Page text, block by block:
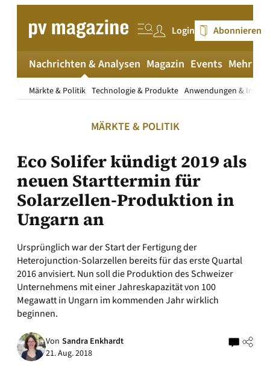
springen
Login Abonnieren
Nachrichten & Analysen
Märkte & Politik Technologie & Produkte Anwendungen &
Magazin Events Mehr
MÄRKTE & POLITIK
Eco Solifer kündigt 2019 als
neuen Starttermin für
Solarzellen-Produktion in
Ungarn an
Ursprünglich war der Start der Fertigung der
Heterojunction-Solarzellen bereits für das erste Quartal
2016 anvisiert. Nun soll die Produktion des Schweizer
Unternehmens mit einer Jahreskapazität von 100
Megawatt in Ungarn im kommenden Jahr wirklich
beginnen.
Von Sandra Enkhardt
21. Aug. 2018